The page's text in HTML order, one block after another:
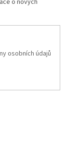
o nových
osobních údajů